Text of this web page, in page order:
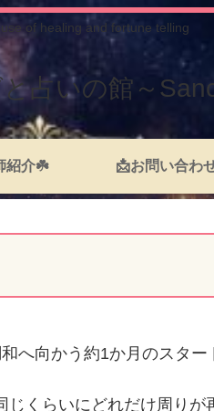
of healing and fortune telling
占いの館～
紹介☘️ 📩お問い合わ
へ向かう約1か月のスター
じくらいにどれだけ周りが